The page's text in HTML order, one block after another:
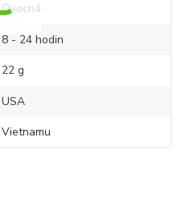
Ovocná
8 - 24 hodin
22 g
USA
Vietnamu